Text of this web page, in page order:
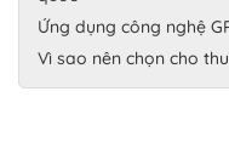
Ứng dụng công nghệ
Vì sao nên chọn cho